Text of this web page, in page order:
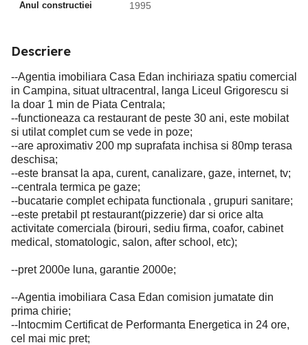
Anul constructiei 1995
Descriere
--Agentia imobiliara Casa Edan inchiriaza spatiu comercial
in Campina, situat ultracentral, langa Liceul Grigorescu si
la doar 1 min de Piata Centrala;
--functioneaza ca restaurant de peste 30 ani, este mobilat
si utilat complet cum se vede in poze;
--are aproximativ 200 mp suprafata inchisa si 80mp terasa
deschisa;
--este bransat la apa, curent, canalizare, gaze, internet, tv;
--centrala termica pe gaze;
--bucatarie complet echipata functionala , grupuri sanitare;
--este pretabil pt restaurant(pizzerie) dar si orice alta
activitate comerciala (birouri, sediu firma, coafor, cabinet
medical, stomatologic, salon, after school, etc);
--pret 2000e luna, garantie 2000e;
--Agentia imobiliara Casa Edan comision jumatate din
prima chirie;
--Intocmim Certificat de Performanta Energetica in 24 ore,
cel mai mic pret;